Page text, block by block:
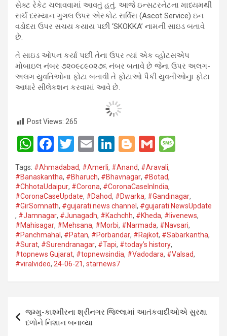
સેક્ટ રેકેટ ચલાવવામાં આવતું હતું. આજે ઇન્સટરનેટના માધ્યમથી
સર્ચ દરમ્યાન ગુગલ ઉપર એસ્કોટ સર્વિસ (Ascot Service) ઇન
વડોદરા ઉપર સચય કયાય પછી ‘SKOKKA’ નામની સાઇડ બતાવે
છે.
તે સાઇડ ઓપન કર્યા પછી તેના ઉપર ત્યાં એક વ્હોટસએપ
મોબાઇલ નંબર ૭૨૦૯૮૯૦૨૭૬ નંબર બતાવે છે જેના ઉપર અલગ-
અલગ યુવતિઓના ફોટા બતાવી તે ફોટાઓ પૈકી યુવતીઓનુા ફોટા
આધારે સીલેકશન કરવામાં આવે છે.
Post Views: 265
W
h
at
s
A
p
p
F
a
ce
b
o
o
k
T
wi
tt
er
E
m
ail
Li
n
ke
dI
n
Bl
o
g
g
er
G
m
ail
a
g
e
Tags: #Ahmadabad, #Amerli, #Anand, #Aravali,
#Banaskantha​, #Bharuch, #Bhavnagar​, #Botad,
#ChhotaUdaipur, #Corona​, #CoronaCaseInIndia,
#CoronaCaseUpdate, #Dahod​, #Dwarka​, #Gandinagar,
#GirSomnath, #gujarati news channel , #gujarati NewsUpdate
, #Jamnagar​, #Junagadh​, #Kachchh, #Kheda​, #livenews,
#Mahisagar​, #Mehsana, #Morbi, #Narmada, #Navsari​,
#Panchmahal , #Patan​, #Porbandar​, #Rajkot​, #Sabarkantha​,
#Surat​, #Surendranagar, #Tapi​, #today’s history,
#topnews Gujarat, #topnewsindia, #Vadodara​, #Valsad​,
#viralvideo, 24-06-21, starnews7
navigation
જમ્મુ-કાશ્મીરના શ્રીનગર જિલ્લામાં આતંકવાદીઓએ સુરક્ષા
દળોને નિશાન બનાવ્યા